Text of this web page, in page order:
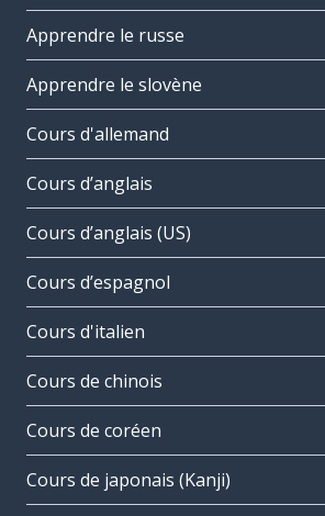
Apprendre le russe
Apprendre le slovène
Cours d'allemand
Cours d’anglais
Cours d’anglais (US)
Cours d’espagnol
Cours d'italien
Cours de chinois
Cours de coréen
Cours de japonais (Kanji)